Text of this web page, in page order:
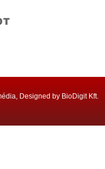
Designed by BioDigit Kft.